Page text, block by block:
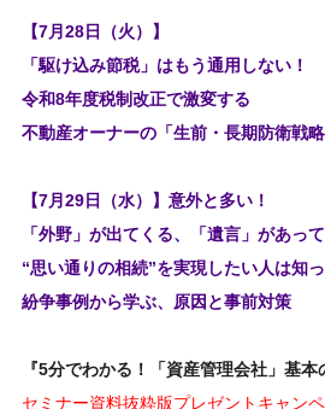
【7月28日（火）】
「駆け込み節税」はもう通用しない！
令和8年度税制改正で激変する
不動産オーナーの「生前・長期防衛戦略
【7月29日（水）】意外と多い！
「外野」が出てくる、「遺言」があっ
“思い通りの相続”を実現したい人は知
紛争事例から学ぶ、原因と事前対策
『5分でわかる！「資産管理会社」基本
セミナー資料抜粋版プレゼントキャン